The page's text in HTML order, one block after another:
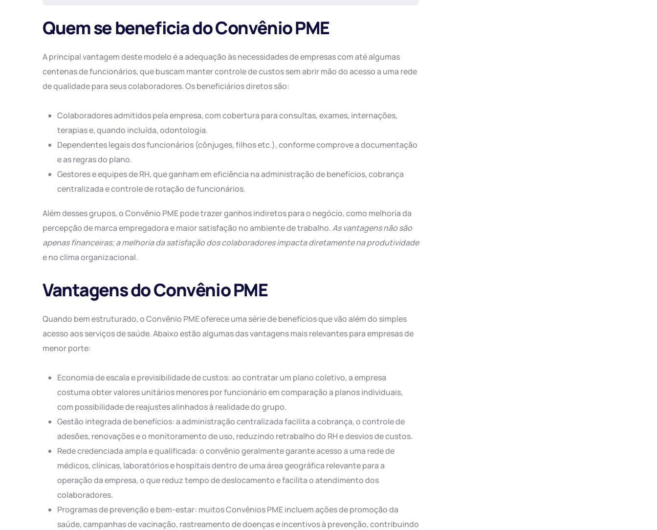
Quem se beneficia do Convênio PME
A principal vantagem deste modelo é a adequação às necessidades de empresas com até algumas
centenas de funcionários, que buscam manter controle de custos sem abrir mão do acesso a uma rede
de qualidade para seus colaboradores. Os beneficiários diretos são:
Colaboradores admitidos pela empresa, com cobertura para consultas, exames, internações,
terapias e, quando incluída, odontologia.
Dependentes legais dos funcionários (cônjuges, filhos etc.), conforme comprove a documentação
e as regras do plano.
Gestores e equipes de RH, que ganham em eficiência na administração de benefícios, cobrança
centralizada e controle de rotação de funcionários.
Além desses grupos, o Convênio PME pode trazer ganhos indiretos para o negócio, como melhoria da
percepção de marca empregadora e maior satisfação no ambiente de trabalho.As vantagens não são
apenas financeiras; a melhoria da satisfação dos colaboradores impacta diretamente na produtividade
e no clima organizacional.
Vantagens do Convênio PME
Quando bem estruturado, o Convênio PME oferece uma série de benefícios que vão além do simples
acesso aos serviços de saúde. Abaixo estão algumas das vantagens mais relevantes para empresas de
menor porte:
Economia de escala e previsibilidade de custos: ao contratar um plano coletivo, a empresa
costuma obter valores unitários menores por funcionário em comparação a planos individuais,
com possibilidade de reajustes alinhados à realidade do grupo.
Gestão integrada de benefícios: a administração centralizada facilita a cobrança, o controle de
adesões, renovações e o monitoramento de uso, reduzindo retrabalho do RH e desvios de custos.
Rede credenciada ampla e qualificada: o convênio geralmente garante acesso a uma rede de
médicos, clínicas, laboratórios e hospitais dentro de uma área geográfica relevante para a
operação da empresa, o que reduz tempo de deslocamento e facilita o atendimento dos
colaboradores.
Programas de prevenção e bem-estar: muitos Convênios PME incluem ações de promoção da
saúde, campanhas de vacinação, rastreamento de doenças e incentivos à prevenção, contribuindo